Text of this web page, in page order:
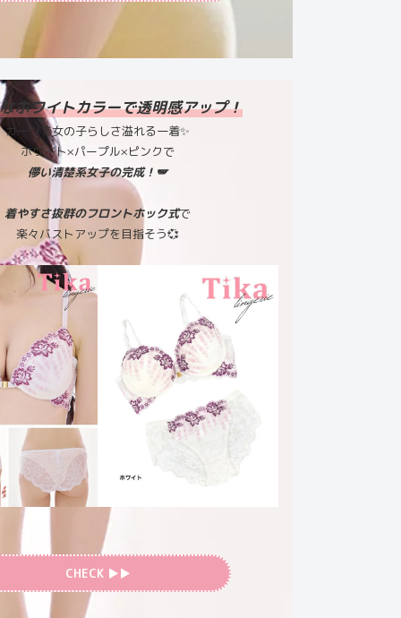
ホワイトカラーで透明感アップ！
ガーリで女の子らしさ溢れる一着✨
ホワイト×パープル×ピンクで
儚い清楚系女子の完成！🪽
着やすさ抜群のフロントホック式で
楽々バストアップを目指そう💞
CHECK ▶︎▶︎